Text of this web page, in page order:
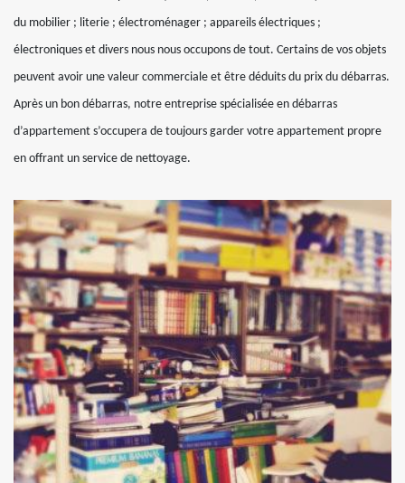
du mobilier ; literie ; électroménager ; appareils électriques ;
électroniques et divers nous nous occupons de tout. Certains de vos objets
peuvent avoir une valeur commerciale et être déduits du prix du débarras.
Après un bon débarras, notre entreprise spécialisée en débarras
d’appartement s’occupera de toujours garder votre appartement propre
en offrant un service de nettoyage.